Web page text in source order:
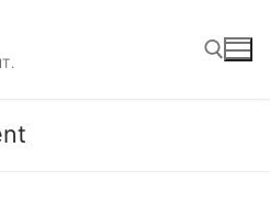
Suchen nach: